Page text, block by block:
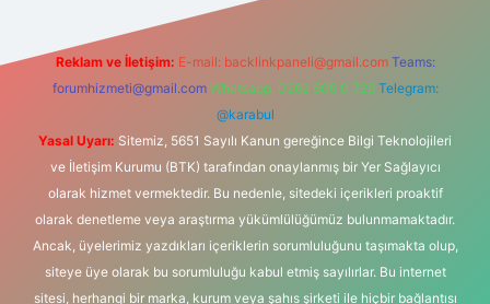
Reklam ve İletişim: E-mail: backlinkpaneli@gmail.com Teams:
forumhizmeti@gmail.com Whatsapp: 0262 606 0 726 Telegram:
@karabul
Yasal Uyarı: Sitemiz, 5651 Sayılı Kanun gereğince Bilgi Teknolojileri
ve İletişim Kurumu (BTK) tarafından onaylanmış bir Yer Sağlayıcı
olarak hizmet vermektedir. Bu nedenle, sitedeki içerikleri proaktif
olarak denetleme veya araştırma yükümlülüğümüz bulunmamaktadır.
Ancak, üyelerimiz yazdıkları içeriklerin sorumluluğunu taşımakta olup,
siteye üye olarak bu sorumluluğu kabul etmiş sayılırlar. Bu internet
sitesi, herhangi bir marka, kurum veya şahıs şirketi ile hiçbir bağlantısı